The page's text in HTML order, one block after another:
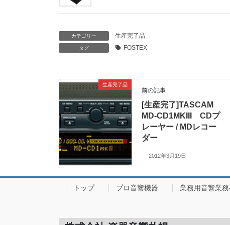
カテゴリー 生産完了品
タグ FOSTEX
生産完了品
前の記事
[生産完了]TASCAM
MD-CD1MKIII CDプ
レーヤー / MDレコー
ダー
2012年3月19日
トップ プロ音響機器 業務用音響業